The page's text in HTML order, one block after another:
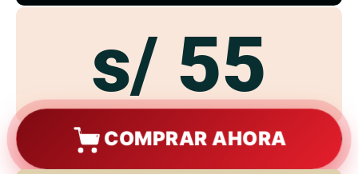
s/ 55
COMPRAR AHORA